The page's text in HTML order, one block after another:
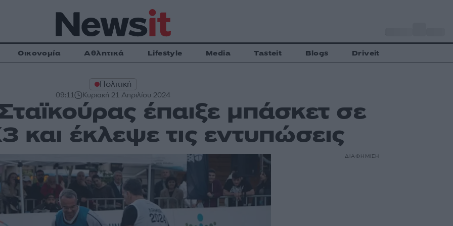
Οικονομία Αθλητικά Lifestyle Media Tasteit Blogs Driveit
Πολιτική
09:11 Κυριακή 21 Απριλίου 2024
έπαιξε μπάσκετ σε
και έκλεψε τις εντυπώσεις
ΔΙΑΦΗΜΙΣΗ